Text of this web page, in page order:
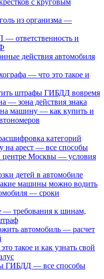
с круговым
из организма —
— ответственность и
действия автомобиля
— что это такое и
штрафы ГИБДД вовремя
— зона действия знака
на машину — как купить и
категорий
на арест — все способы
центре Москвы — условия
детей в автомобиле
машины можно водить
— сроки
— требования к шинам,
автомобиль — расчет
такое и как узнать свой
ГИБДД — все способы